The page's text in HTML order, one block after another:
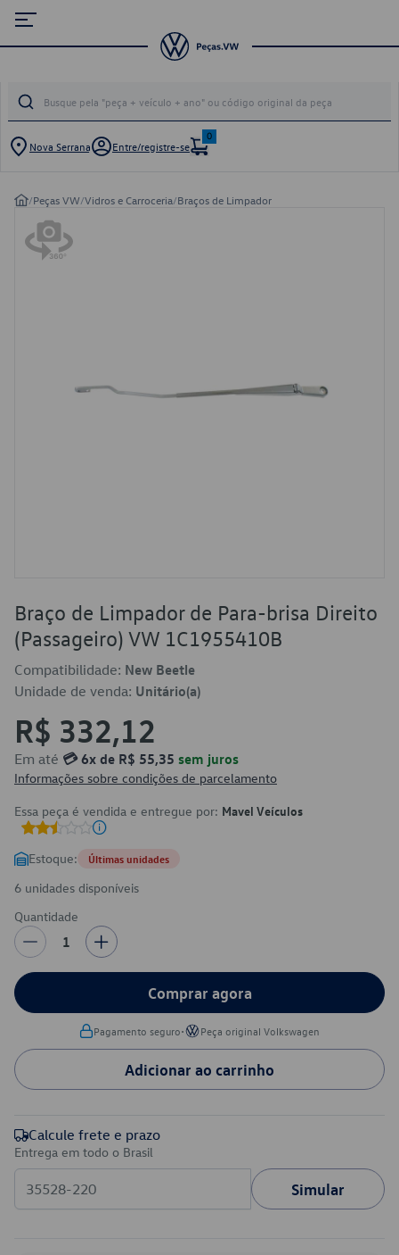
Nova Serrana Entre/registre-se
0
/Peças VW/Vidros e Carroceria/Braços de Limpador
Braço de Limpador de Para-brisa Direito
(Passageiro) VW 1C1955410B
Compatibilidade: New Beetle
Unidade de venda: Unitário(a)
R$ 332,12
Em até 💳 6x de R$ 55,35 sem juros
Informações sobre condições de parcelamento
Essa peça é vendida e entregue por: Mavel Veículos
Estoque: Últimas unidades
6 unidades disponíveis
Quantidade
1
Comprar agora
Pagamento seguro• Peça original Volkswagen
Adicionar ao carrinho
Calcule frete e prazo
Entrega em todo o Brasil
Simular